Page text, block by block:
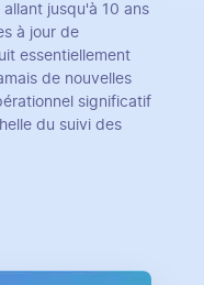
jusqu'à 10 ans
à jour de
essentiellement
de nouvelles
significatif
du suivi des